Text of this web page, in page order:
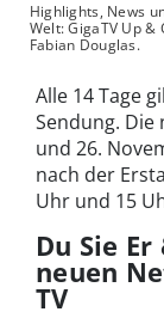
Highlights, News
Welt: GigaTV Up
Fabian Douglas.
Alle 14 Tage
Sendung. Die
und 26.
nach der
Uhr und 15
Du Sie
neuen
TV